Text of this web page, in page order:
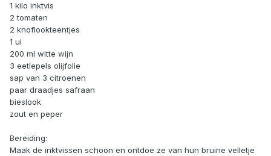
1 kilo inktvis
2 tomaten
2 knoflookteentjes
1 ui
200 ml witte wijn
3 eetlepels olijfolie
sap van 3 citroenen
paar draadjes safraan
bieslook
zout en peper
Bereiding:
Maak de inktvissen schoon en ontdoe ze van hun bruine velletje